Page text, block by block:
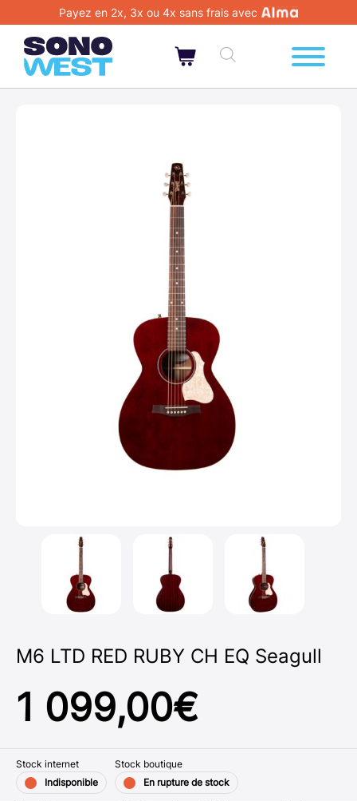
Payez en 2x, 3x ou 4x sans frais avec
M6 LTD RED RUBY CH EQ Seagull
1 099,00€
Stock internet
Indisponible
Stock boutique
En rupture de stock